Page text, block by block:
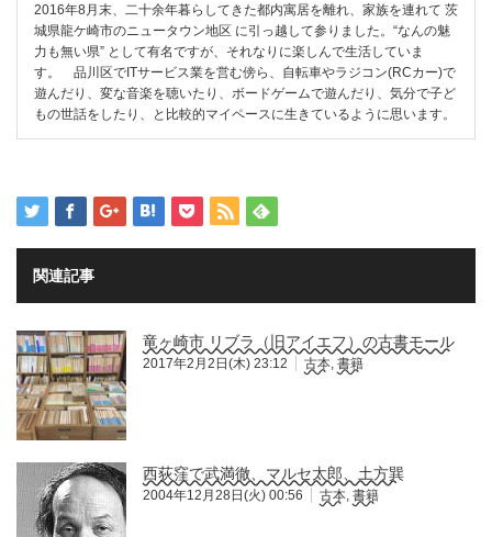
2016年8月末、二十余年暮らしてきた都内寓居を離れ、家族を連れて 茨
城県龍ケ崎市のニュータウン地区 に引っ越して参りました。“なんの魅
力も無い県” として有名ですが、それなりに楽しんで生活していま
す。 品川区でITサービス業を営む傍ら、自転車やラジコン(RCカー)で
遊んだり、変な音楽を聴いたり、ボードゲームで遊んだり、気分で子ど
もの世話をしたり、と比較的マイペースに生きているように思います。
関連記事
竜ヶ崎市 リブラ（旧アイエフ）の古書モール
2017年2月2日(木) 23:12 古本, 書籍
西荻窪で武満徹、マルセ太郎、土方巽
2004年12月28日(火) 00:56 古本, 書籍